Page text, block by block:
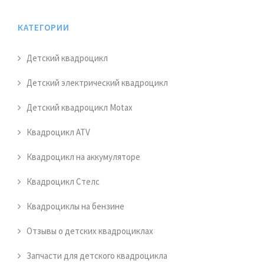
КАТЕГОРИИ
Детский квадроцикл
Детский электрический квадроцикл
Детский квадроцикл Motax
Квадроцикл ATV
Квадроцикл на аккумуляторе
Квадроцикл Стелс
Квадроциклы на бензине
Отзывы о детских квадроциклах
Запчасти для детского квадроцикла